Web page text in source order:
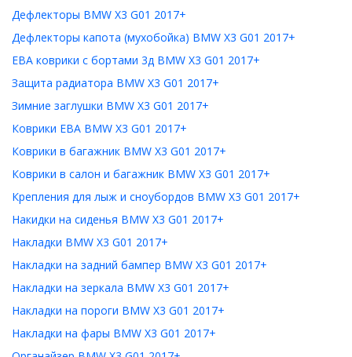
Дефлекторы BMW X3 G01 2017+
Дефлекторы капота (мухобойка) BMW X3 G01 2017+
ЕВА коврики с бортами 3д BMW X3 G01 2017+
Защита радиатора BMW X3 G01 2017+
Зимние заглушки BMW X3 G01 2017+
Коврики ЕВА BMW X3 G01 2017+
Коврики в багажник BMW X3 G01 2017+
Коврики в салон и багажник BMW X3 G01 2017+
Крепления для лыж и сноубордов BMW X3 G01 2017+
Накидки на сиденья BMW X3 G01 2017+
Накладки BMW X3 G01 2017+
Накладки на задний бампер BMW X3 G01 2017+
Накладки на зеркала BMW X3 G01 2017+
Накладки на пороги BMW X3 G01 2017+
Накладки на фары BMW X3 G01 2017+